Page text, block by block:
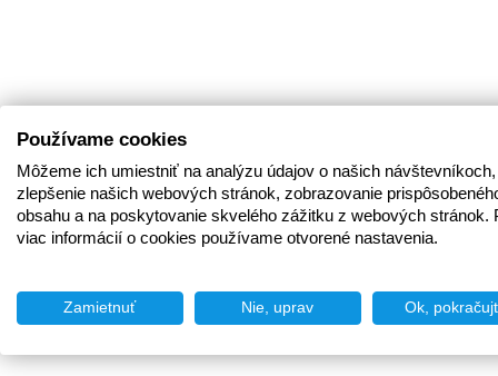
Používame cookies
Môžeme ich umiestniť na analýzu údajov o našich
zlepšenie našich webových stránok, zobrazovanie
obsahu a na poskytovanie skvelého zážitku z webových stránok.
viac informácií o cookies používame otvorené nastavenia.
Zamietnuť Nie, uprav Ok,